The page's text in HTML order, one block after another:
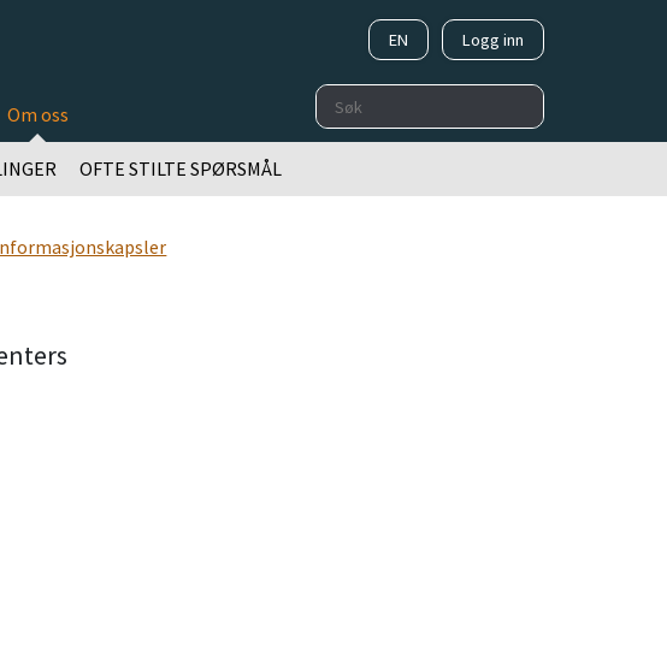
EN Logg inn
Om oss
OFTE STILTE SPØRSMÅL